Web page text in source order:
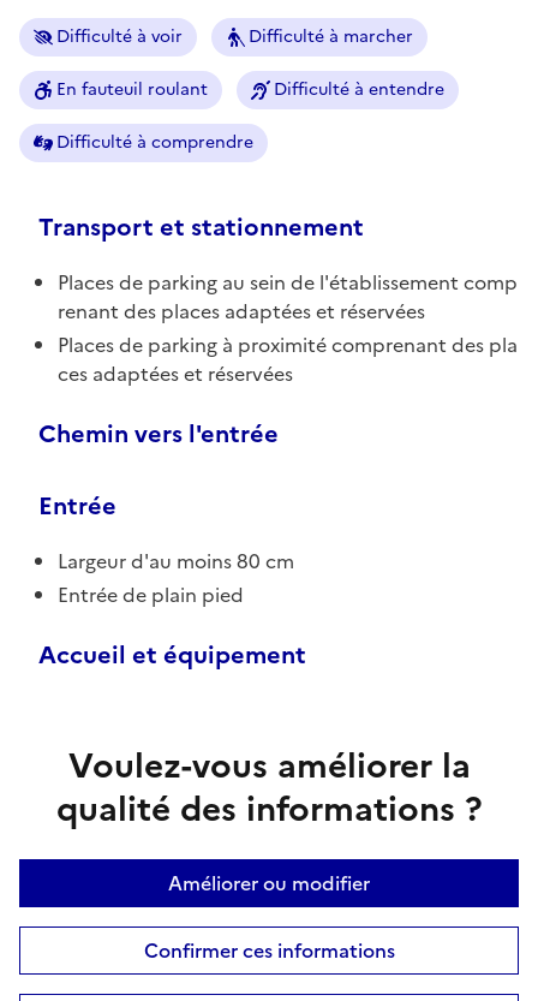
Difficulté à voir Difficulté à marcher
En fauteuil roulant Difficulté à entendre
Difficulté à comprendre
Transport et stationnement
Places de parking au sein de l'établissement comp
renant des places adaptées et réservées
Places de parking à proximité comprenant des pla
ces adaptées et réservées
Chemin vers l'entrée
Entrée
Largeur d'au moins 80 cm
Entrée de plain pied
Accueil et équipement
Voulez-vous améliorer la
qualité des informations ?
Améliorer ou modifier
Confirmer ces informations